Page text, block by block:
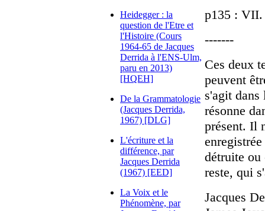
Heidegger : la
question de l'Etre et
l'Histoire (Cours
1964-65 de Jacques
Derrida à l'ENS-Ulm,
paru en 2013)
[HQEH]
De la Grammatologie
(Jacques Derrida,
1967) [DLG]
L'écriture et la
différence, par
Jacques Derrida
(1967) [EED]
La Voix et le
Phénomène, par
p135 : VII.
-------
Ces deux
peuvent
s'agit
résonne
présent. Il
détruite ou
reste, qui
Jacques